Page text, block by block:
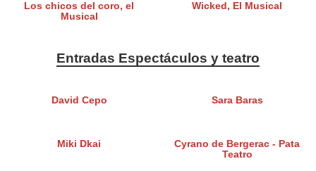
Los chicos del coro, el
Musical
Wicked, El Musical
Entradas Espectáculos y teatro
David Cepo Sara Baras
Miki Dkai
Cyrano de Bergerac - Pata
Teatro